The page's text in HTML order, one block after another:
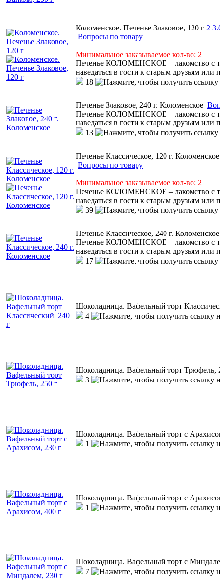
Коломенское. Печенье Злаковое, 120 г 2
Вопросы по товару
Минимальное заказываемое кол-во: 2
Печенье КОЛОМЕНСКОЕ – лакомство с
наведаться в гости к старым друзьям или
18
Печенье Злаковое, 240 г. Коломенское
Печенье КОЛОМЕНСКОЕ – лакомство с
наведаться в гости к старым друзьям или
13
Печенье Классическое, 120 г. Коломенское
Вопросы по товару
Минимальное заказываемое кол-во: 2
Печенье КОЛОМЕНСКОЕ – лакомство с
наведаться в гости к старым друзьям или
39
Печенье Классическое, 240 г. Коломенское
Печенье КОЛОМЕНСКОЕ – лакомство с
наведаться в гости к старым друзьям или
17
Шоколадница. Вафельный торт
4
Шоколадница. Вафельный торт Трюфель,
3
Шоколадница. Вафельный торт с
1
Шоколадница. Вафельный торт с
1
Шоколадница. Вафельный торт с
7